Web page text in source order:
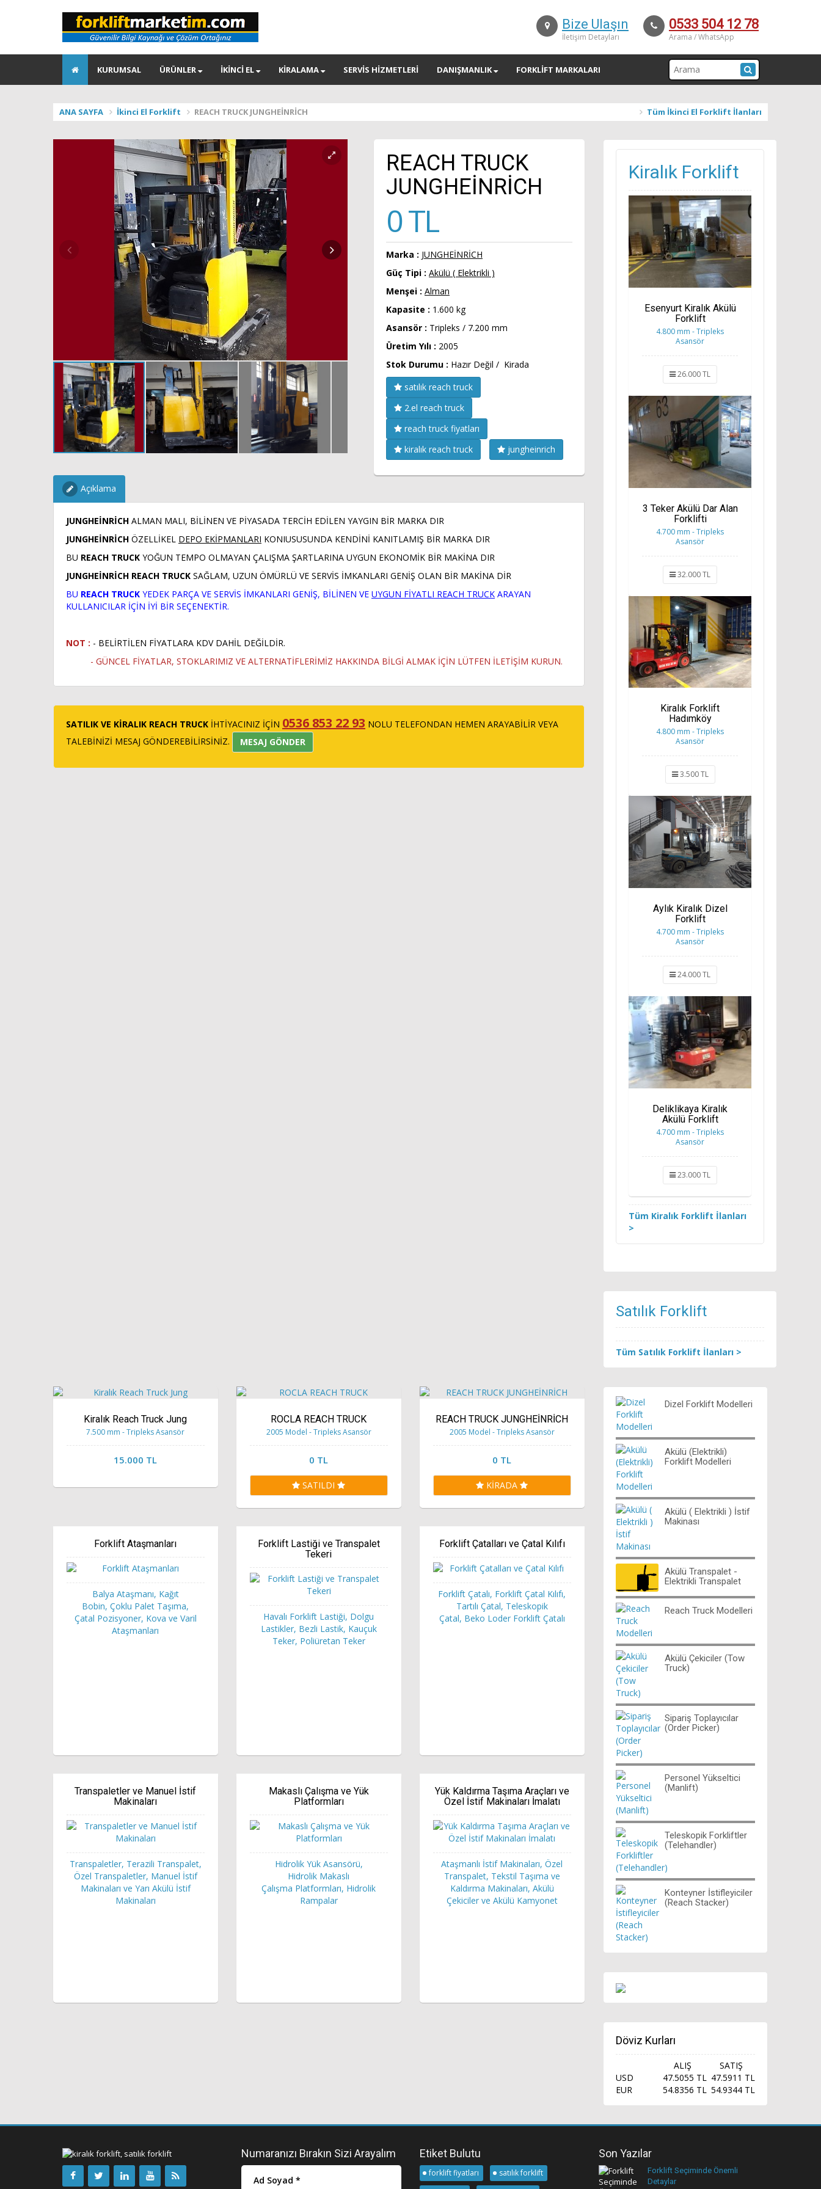
Bize Ulaşın
İletişim Detayları
0533 504 12 78
Arama / WhatsApp
KURUMSAL ÜRÜNLER İKİNCİ EL KİRALAMA SERVİS HİZMETLERİ DANIŞMANLIK FORKLİFT MARKALARI
ANA SAYFA İkinci El Forklift REACH TRUCK JUNGHEİNRİCH Tüm İkinci El Forklift İlanları
REACH TRUCK
JUNGHEİNRİCH
0 TL
Marka : JUNGHEİNRİCH
Güç Tipi : Akülü ( Elektrikli )
Menşei : Alman
Kapasite : 1.600 kg
Asansör : Tripleks / 7.200 mm
Üretim Yılı : 2005
Stok Durumu : Hazır Değil / Kirada
satılık reach truck
2.el reach truck
reach truck fiyatları
kiralık reach truck
jungheinrich
Açıklama
JUNGHEİNRİCH ALMAN MALI, BİLİNEN VE PİYASADA TERCİH EDİLEN YAYGIN BİR MARKA DIR
JUNGHEİNRİCH ÖZELLİKEL DEPO EKİPMANLARI KONIUSUSUNDA KENDİNİ KANITLAMIŞ BİR MARKA DIR
BU REACH TRUCK YOĞUN TEMPO OLMAYAN ÇALIŞMA ŞARTLARINA UYGUN EKONOMİK BİR MAKİNA DIR
JUNGHEİNRİCH REACH TRUCK SAĞLAM, UZUN ÖMÜRLÜ VE SERVİS İMKANLARI GENİŞ OLAN BİR MAKİNA DİR
BU REACH TRUCK YEDEK PARÇA VE SERVİS İMKANLARI GENİŞ, BİLİNEN VE UYGUN FİYATLI REACH TRUCK ARAYAN
KULLANICILAR İÇİN İYİ BİR SEÇENEKTİR.
NOT : - BELİRTİLEN FİYATLARA KDV DAHİL DEĞİLDİR.
- GÜNCEL FİYATLAR, STOKLARIMIZ VE ALTERNATİFLERİMİZ HAKKINDA BİLGİ ALMAK İÇİN LÜTFEN İLETİŞİM KURUN.
SATILIK VE KİRALIK REACH TRUCK İHTİYACINIZ İÇİN 0536 853 22 93 NOLU TELEFONDAN HEMEN ARAYABİLİR VEYA
TALEBİNİZİ MESAJ GÖNDEREBİLİRSİNİZ.
MESAJ GÖNDER
Kiralık Forklift
Esenyurt Kiralık Akülü
Forklift
4.800 mm - Tripleks
Asansör
26.000 TL
3 Teker Akülü Dar Alan
Forklifti
4.700 mm - Tripleks
Asansör
32.000 TL
Kiralık Forklift
Hadımköy
4.800 mm - Tripleks
Asansör
3.500 TL
Aylık Kiralık Dizel
Forklift
4.700 mm - Tripleks
Asansör
24.000 TL
Deliklikaya Kiralık
Akülü Forklift
4.700 mm - Tripleks
Asansör
23.000 TL
Tüm Kiralık Forklift İlanları
>
Satılık Forklift
Tüm Satılık Forklift İlanları >
Kiralık Reach Truck Jung
7.500 mm - Tripleks Asansör
15.000 TL
ROCLA REACH TRUCK
2005 Model - Tripleks Asansör
0 TL
SATILDI
REACH TRUCK JUNGHEİNRİCH
2005 Model - Tripleks Asansör
0 TL
KİRADA
Forklift Ataşmanları
Balya Ataşmanı, Kağıt
Bobin, Çoklu Palet Taşıma,
Çatal Pozisyoner, Kova ve Varil
Ataşmanları
Forklift Lastiği ve Transpalet
Tekeri
Havalı Forklift Lastiği, Dolgu
Lastikler, Bezli Lastik, Kauçuk
Teker, Poliüretan Teker
Forklift Çatalları ve Çatal Kılıfı
Forklift Çatalı, Forklift Çatal Kılıfı,
Tartılı Çatal, Teleskopik
Çatal, Beko Loder Forklift Çatalı
Transpaletler ve Manuel İstif
Makinaları
Transpaletler, Terazili Transpalet,
Özel Transpaletler, Manuel İstif
Makinaları ve Yarı Akülü İstif
Makinaları
Makaslı Çalışma ve Yük
Platformları
Hidrolik Yük Asansörü,
Hidrolik Makaslı
Çalışma Platformları, Hidrolik
Rampalar
Yük Kaldırma Taşıma Araçları ve
Özel İstif Makinaları İmalatı
Ataşmanlı İstif Makinaları, Özel
Transpalet, Tekstil Taşıma ve
Kaldırma Makinaları, Akülü
Çekiciler ve Akülü Kamyonet
Dizel Forklift Modelleri
Akülü (Elektrikli)
Forklift Modelleri
Akülü ( Elektrikli ) İstif
Makinası
Akülü Transpalet -
Elektrikli Transpalet
Reach Truck Modelleri
Akülü Çekiciler (Tow
Truck)
Sipariş Toplayıcılar
(Order Picker)
Personel Yükseltici
(Manlift)
Teleskopik Forkliftler
(Telehandler)
Konteyner İstifleyiciler
(Reach Stacker)
Döviz Kurları
ALIŞ
SATIŞ
USD
47.5055 TL 47.5911 TL
EUR
54.8356 TL 54.9344 TL
Numaranızı Bırakın Sizi Arayalım
Ad Soyad *
Etiket Bulutu
forklift fiyatları
satılık forklift
Son Yazılar
Forklift Seçiminde Önemli
Detaylar